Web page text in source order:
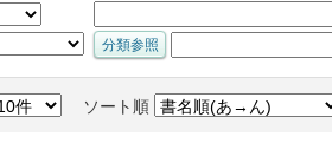
ソート順